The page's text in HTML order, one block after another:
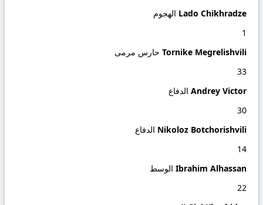
Lado Chikhradze الهجوم
1
Tornike Megrelishvili حارس مرمى
33
Andrey Victor الدفاع
30
Nikoloz Botchorishvili الدفاع
14
Ibrahim Alhassan الوسط
22